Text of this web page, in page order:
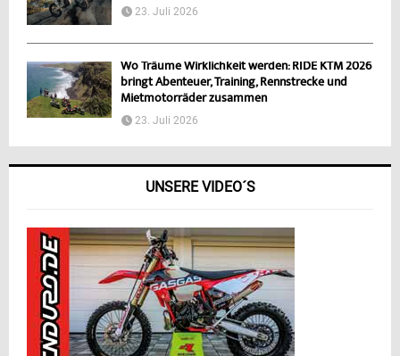
23. Juli 2026
Wo Träume Wirklichkeit werden: RIDE KTM 2026
bringt Abenteuer, Training, Rennstrecke und
Mietmotorräder zusammen
23. Juli 2026
UNSERE VIDEO´S